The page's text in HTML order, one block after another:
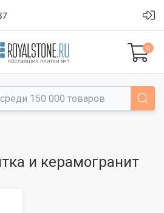
0
и керамогранит